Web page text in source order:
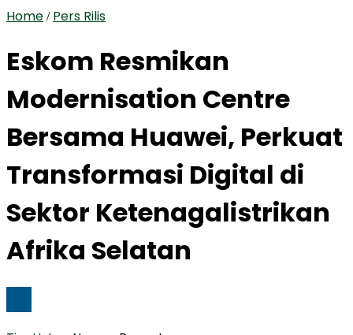
Home / Pers Rilis
Eskom Resmikan
Modernisation Centre
Bersama Huawei, Perkuat
Transformasi Digital di
Sektor Ketenagalistrikan
Afrika Selatan